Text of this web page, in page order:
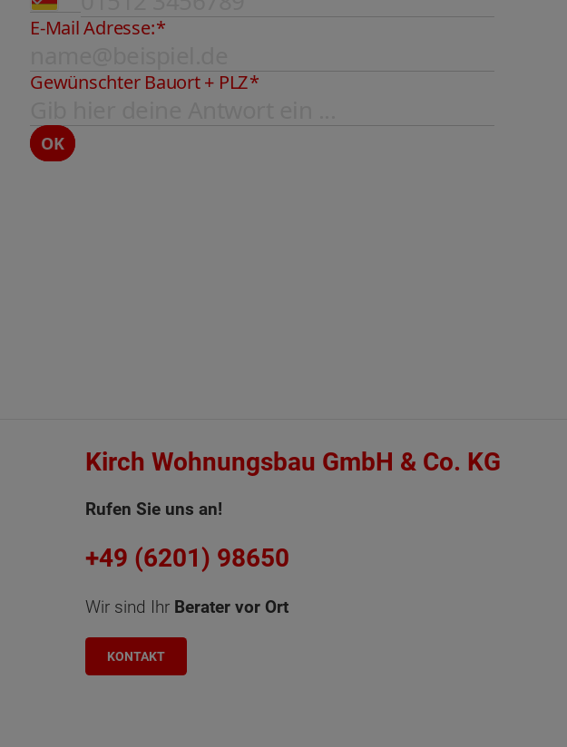
Kirch Wohnungsbau GmbH & Co. KG
Rufen Sie uns an!
+49 (6201) 98650
Wir sind Ihr Berater vor Ort
KONTAKT